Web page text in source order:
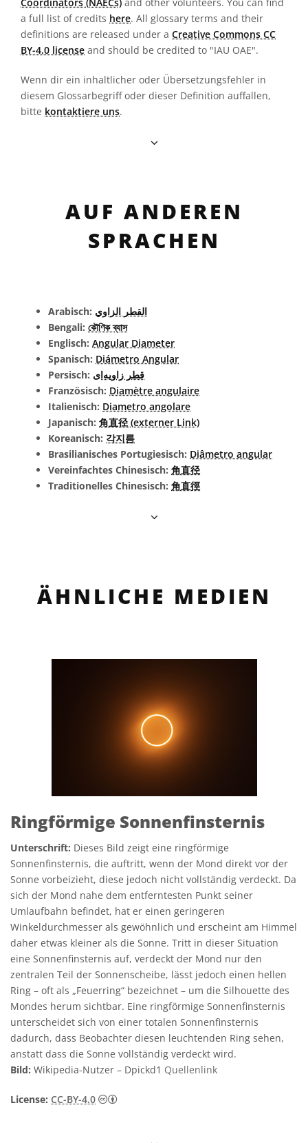
a full list of credits here. All glossary terms and their
definitions are released under a Creative Commons CC
BY-4.0 license and should be credited to "IAU OAE".
Wenn dir ein inhaltlicher oder Übersetzungsfehler in
diesem Glossarbegriff oder dieser Definition auffallen,
bitte kontaktiere uns.
AUF ANDEREN
SPRACHEN
Arabisch: القطر الزاوي
Bengali: কৌণিক ব্যাস
Englisch: Angular Diameter
Spanisch: Diámetro Angular
Persisch: قطر زاویه‌ای
Französisch: Diamètre angulaire
Italienisch: Diametro angolare
Japanisch: 角直径 (externer Link)
Koreanisch: 각지름
Brasilianisches Portugiesisch: Diâmetro angular
Vereinfachtes Chinesisch: 角直径
Traditionelles Chinesisch: 角直徑
ÄHNLICHE MEDIEN
Ringförmige Sonnenfinsternis
Unterschrift: Dieses Bild zeigt eine ringförmige
Sonnenfinsternis, die auftritt, wenn der Mond direkt vor der
Sonne vorbeizieht, diese jedoch nicht vollständig verdeckt. Da
sich der Mond nahe dem entferntesten Punkt seiner
Umlaufbahn befindet, hat er einen geringeren
Winkeldurchmesser als gewöhnlich und erscheint am Himmel
daher etwas kleiner als die Sonne. Tritt in dieser Situation
eine Sonnenfinsternis auf, verdeckt der Mond nur den
zentralen Teil der Sonnenscheibe, lässt jedoch einen hellen
Ring – oft als „Feuerring“ bezeichnet – um die Silhouette des
Mondes herum sichtbar. Eine ringförmige Sonnenfinsternis
unterscheidet sich von einer totalen Sonnenfinsternis
dadurch, dass Beobachter diesen leuchtenden Ring sehen,
anstatt dass die Sonne vollständig verdeckt wird.
Bild: Wikipedia-Nutzer – Dpickd1 Quellenlink
License: CC-BY-4.0 Creative Commons Namensnennung 4.0